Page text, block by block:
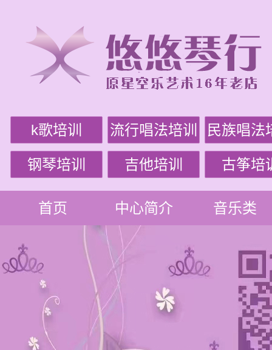
k歌培训 流行唱法培训 民族唱法
钢琴培训 吉他培训 古筝培
首页 中心简介 音乐类